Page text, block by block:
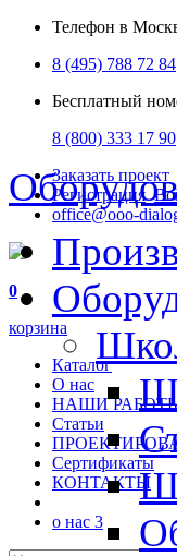
Телефон в
8 (495) 788 72 84
Бесплатный
8 (800) 333 17 90
Заказать проект
Регистрация
office@ooo-
0
корзина
Каталог
О нас
НАШИ
Статьи
Сертификаты
КОНТАКТЫ
о нас 3